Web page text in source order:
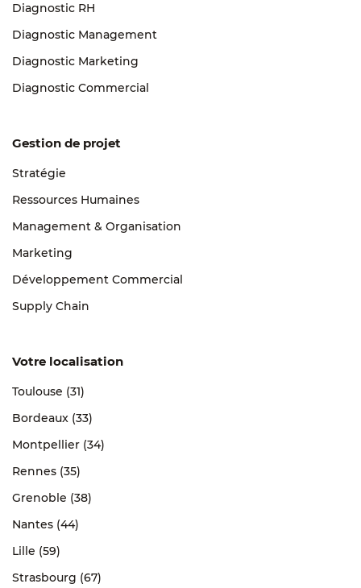
Diagnostic RH
Diagnostic Management
Diagnostic Marketing
Diagnostic Commercial
Gestion de projet
Stratégie
Ressources Humaines
Management & Organisation
Marketing
Développement Commercial
Supply Chain
Votre localisation
Toulouse (31)
Bordeaux (33)
Montpellier (34)
Rennes (35)
Grenoble (38)
Nantes (44)
Lille (59)
Strasbourg (67)